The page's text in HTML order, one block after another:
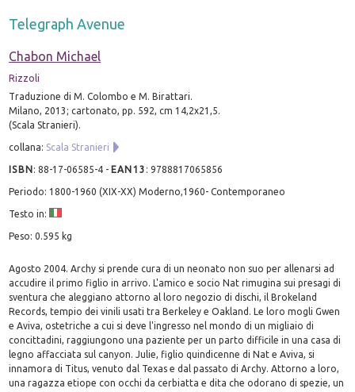
Telegraph Avenue
Chabon Michael
Rizzoli
Traduzione di M. Colombo e M. Birattari.
Milano, 2013; cartonato, pp. 592, cm 14,2x21,5.
(Scala Stranieri).
collana: Scala Stranieri
ISBN:88-17-06585-4 - EAN13 :9788817065856
Periodo: 1800-1960 (XIX-XX) Moderno,1960- Contemporaneo
Testo in:
Peso: 0.595 kg
Agosto 2004. Archy si prende cura di un neonato non suo per allenarsi ad
accudire il primo figlio in arrivo. L'amico e socio Nat rimugina sui presagi di
sventura che aleggiano attorno al loro negozio di dischi, il Brokeland
Records, tempio dei vinili usati tra Berkeley e Oakland. Le loro mogli Gwen
e Aviva, ostetriche a cui si deve l'ingresso nel mondo di un migliaio di
concittadini, raggiungono una paziente per un parto difficile in una casa di
legno affacciata sul canyon. Julie, figlio quindicenne di Nat e Aviva, si
innamora di Titus, venuto dal Texas e dal passato di Archy. Attorno a loro,
una ragazza etiope con occhi da cerbiatta e dita che odorano di spezie, un